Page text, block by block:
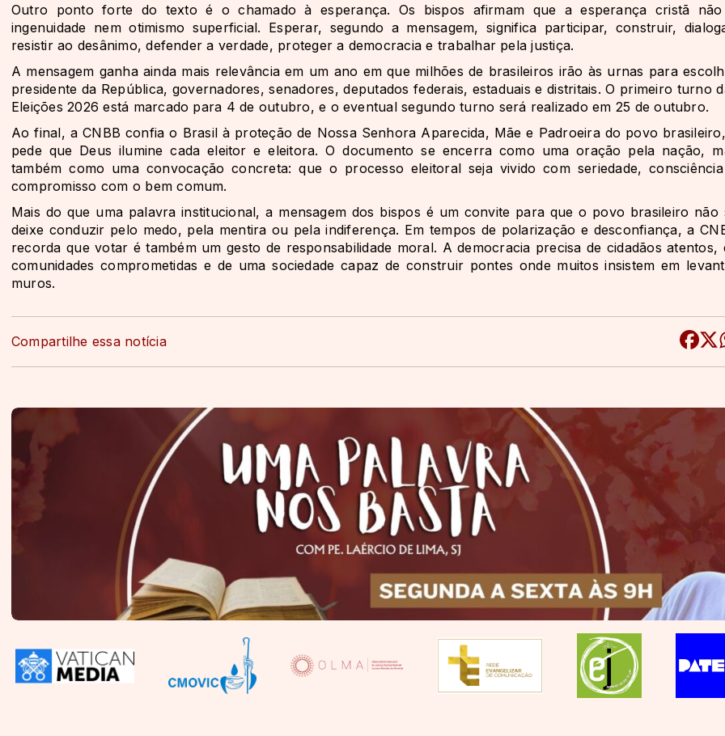
Outro ponto forte do texto é o chamado à esperança. Os bispos afirmam que a esperança cristã
ingenuidade nem otimismo superficial. Esperar, segundo a mensagem, significa participar, construir,
resistir ao desânimo, defender a verdade, proteger a democracia e trabalhar pela justiça.
A mensagem ganha ainda mais relevância em um ano em que milhões de brasileiros irão às urnas para
presidente da República, governadores, senadores, deputados federais, estaduais e distritais. O primeiro turno
Eleições 2026 está marcado para 4 de outubro, e o eventual segundo turno será realizado em 25 de outubro.
Ao final, a CNBB confia o Brasil à proteção de Nossa Senhora Aparecida, Mãe e Padroeira do povo
pede que Deus ilumine cada eleitor e eleitora. O documento se encerra como uma oração pela nação,
também como uma convocação concreta: que o processo eleitoral seja vivido com seriedade,
compromisso com o bem comum.
Mais do que uma palavra institucional, a mensagem dos bispos é um convite para que o povo brasileiro não
deixe conduzir pelo medo, pela mentira ou pela indiferença. Em tempos de polarização e desconfiança, a
recorda que votar é também um gesto de responsabilidade moral. A democracia precisa de cidadãos atentos,
comunidades comprometidas e de uma sociedade capaz de construir pontes onde muitos insistem em
muros.
Compartilhe essa notícia